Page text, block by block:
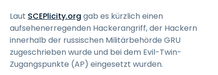
Laut SCEPlicity.org gab es kürzlich einen
aufsehenerregenden Hackerangriff, der Hackern
innerhalb der russischen Militärbehörde GRU
zugeschrieben wurde und bei dem Evil-Twin-
Zugangspunkte (AP) eingesetzt wurden.